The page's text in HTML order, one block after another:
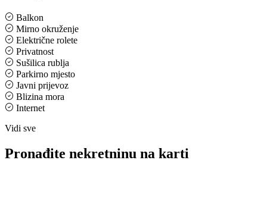
Balkon
Mirno okruženje
Električne rolete
Privatnost
Sušilica rublja
Parkirno mjesto
Javni prijevoz
Blizina mora
Internet
Vidi sve
Pronađite nekretninu na karti